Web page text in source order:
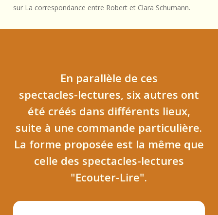
sur La correspondance entre Robert et Clara Schumann.
En parallèle de ces
spectacles-lectures, six autres ont
été créés dans différents lieux,
suite à une commande particulière.
La forme proposée est la même que
celle des spectacles-lectures
"Ecouter-Lire".